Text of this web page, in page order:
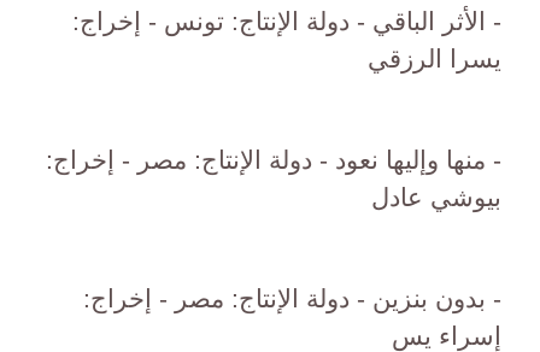
- الأثر الباقي - دولة الإنتاج: تونس - إخراج:
يسرا الرزقي
- منها وإليها نعود - دولة الإنتاج: مصر - إخراج:
بيوشي عادل
- بدون بنزين - دولة الإنتاج: مصر - إخراج:
إسراء يس